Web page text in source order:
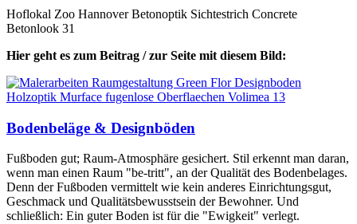
Hoflokal Zoo Hannover Betonoptik Sichtestrich Concrete
Betonlook 31
Hier geht es zum Beitrag / zur Seite mit diesem Bild:
Bodenbeläge & Designböden
Fußboden gut; Raum-Atmosphäre gesichert. Stil erkennt man daran,
wenn man einen Raum "be-tritt", an der Qualität des Boden­belages.
Denn der Fuß­boden vermittelt wie kein anderes Einrichtungs­gut,
Geschmack und Qualitäts­bewusstsein der Bewohner. Und
schließlich: Ein guter Boden ist für die "Ewigkeit" verlegt.